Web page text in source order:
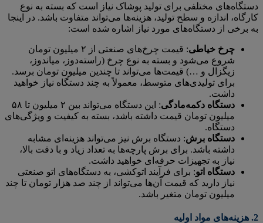
دستگاه‌های مختلفی برای تولید پوشاک نیاز است که بسته به نوع
کارگاه، اندازه و سطح تولید، هزینه‌ها می‌تواند متفاوت باشد. در اینجا
به برخی از دستگاه‌های مورد نیاز اشاره شده است:
چرخ خیاطی
: قیمت چرخ‌های صنعتی از ۲ میلیون تومان
شروع می‌شود و بسته به نوع چرخ (راسته‌دوز، میاندوز،
زیگزال و …) قیمت‌ها می‌تواند تا چندین میلیون تومان برسد.
برای تولیدی‌های متوسط، معمولاً به چند دستگاه نیاز خواهید
داشت.
دستگاه دکمه‌مادگی
: این دستگاه می‌تواند بین ۲ میلیون تا ۵۸
میلیون تومان قیمت داشته باشد، بسته به کیفیت و ویژگی‌های
دستگاه.
دستگاه برش: دستگاه برش نیز می‌تواند هزینه‌ای مشابه
داشته باشد. برای برش پارچه‌ها به تعداد زیاد و با دقت بالا،
نیاز به تجهیزات حرفه‌ای خواهید داشت.
دستگاه اتو: برای فرآیند اتوکشی، به دستگاه‌های اتو صنعتی
نیاز دارید که قیمت آن‌ها می‌تواند از چند صد هزار تومان تا چند
میلیون تومان متغیر باشد.
2. هزینه‌های مواد اولیه